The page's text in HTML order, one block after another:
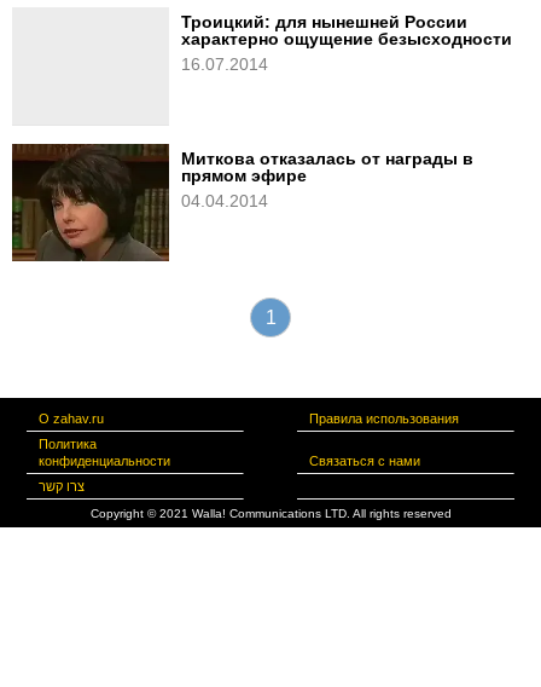
Троицкий: для нынешней России
характерно ощущение безысходности
16.07.2014
Миткова отказалась от награды в
прямом эфире
04.04.2014
1
О zahav.ru
Правила использования
Политика
конфиденциальности
Связаться с нами
צרו קשר
Copyright © 2021 Walla! Communications LTD. All rights reserved